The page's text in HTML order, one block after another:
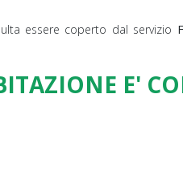
essere coperto dal servizio
E'